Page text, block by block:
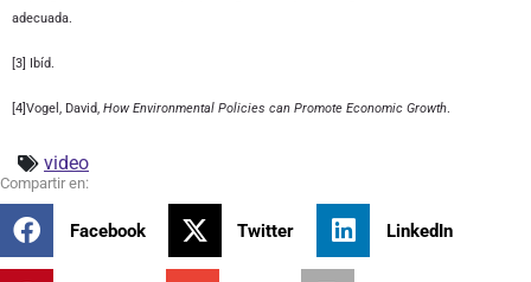
adecuada.
[3] Ibíd.
[4]Vogel, David, How Environmental Policies can Promote Economic Growth.
video
Facebook Twitter LinkedIn